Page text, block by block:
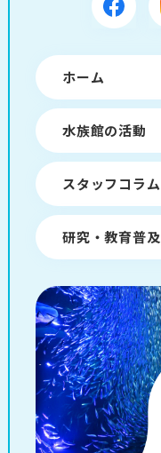
ホーム
水族館の活動
スタッフコラム
研究・教育普及